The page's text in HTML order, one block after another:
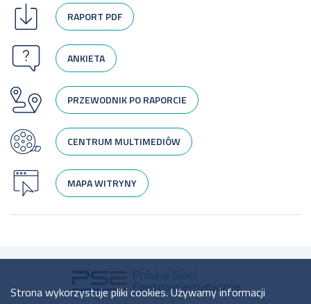
RAPORT PDF
ANKIETA
PRZEWODNIK PO RAPORCIE
CENTRUM MULTIMEDIÓW
MAPA WITRYNY
Strona wykorzystuje pliki cookies. Używamy informacji